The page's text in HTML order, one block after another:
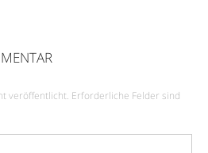
veröffentlicht. Erforderliche Felder sind